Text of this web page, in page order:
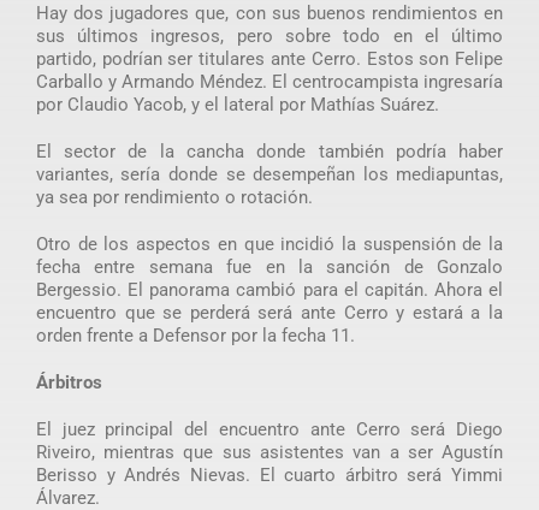
Hay dos jugadores que, con sus buenos rendimientos en
sus últimos ingresos, pero sobre todo en el último
partido, podrían ser titulares ante Cerro. Estos son Felipe
Carballo y Armando Méndez. El centrocampista ingresaría
por Claudio Yacob, y el lateral por Mathías Suárez.
El sector de la cancha donde también podría haber
variantes, sería donde se desempeñan los mediapuntas,
ya sea por rendimiento o rotación.
Otro de los aspectos en que incidió la suspensión de la
fecha entre semana fue en la sanción de Gonzalo
Bergessio. El panorama cambió para el capitán. Ahora el
encuentro que se perderá será ante Cerro y estará a la
orden frente a Defensor por la fecha 11.
Árbitros
El juez principal del encuentro ante Cerro será Diego
Riveiro, mientras que sus asistentes van a ser Agustín
Berisso y Andrés Nievas. El cuarto árbitro será Yimmi
Álvarez.